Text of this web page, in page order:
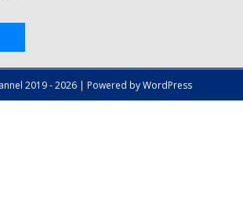
2019 - 2026 | Powered by WordPress